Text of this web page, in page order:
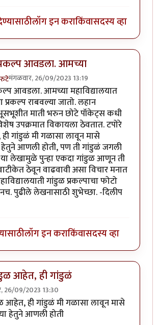
लॉग इन कराकिंवासदस्य व्हा
आवडला. आमच्या
मंगळवार, 26/09/2023 13:19
आवडला. आमच्या महाविद्यालयात
राबवल्या जातो. लहान
माती भरुन छोटे पॉकेट्स कधी
उपक्रमात विकायला ठेवतात. टपोरे
गांडुळं मी गळासा लावून मासे
आणली होती, पण ती गांडुळं जगली
लेखामुळे पुन्हा एकदा गांडुळ आणून ती
ठेवून वाढवावी असा विचार मनात
गांडुळ प्रकल्पाचा फोटो
पुढीले लेखनासाठी शुभेच्छा. -दिलीप
लॉग इन कराकिंवासदस्य व्हा
आहेत, ही गांडुळं
26/09/2023 13:30
छान. खत प्रकल्प आवडला. आमच्याby
आहेत, ही गांडुळं मी गळासा लावून मासे
हेतुने आणली होती